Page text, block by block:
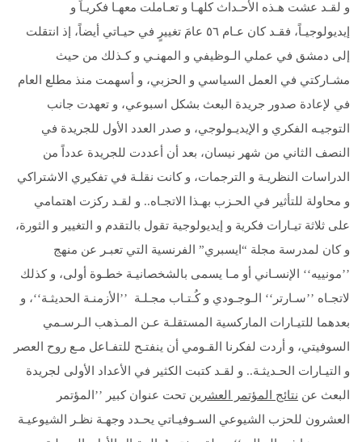
و لقـد عشت هـذه الأحـداث كلهـا و تعـاملت معهـا فكريـاً و
إيديولوجيـاً، فقـد كان عـام ٥٦ عامَ تغييرٍ في حيـاتي أيضاً، إذ انتقلت
إلى دمشق في عملي الـوظيفي و المهنـي و كـذلك من حيث
مشـاركتي في العمل السياسي و الحزبي، و أسهمت منذ مطلع العام
في لإعادة صدور جريدة البعث بشكل اسبوعي، و تعهدت جانب
التوجيـه الفكري و الإيديـولوجي، و صدر العدد الأول للجريدة في
النصف الثاني من شهر نيسان، بعد أن أعددت للجريدة عدداً من
الدراسات النظريـة و الترجمات، و كانت نقلـة في تفكيري الاشتراكي
و محاولة للتأثير في الحـزب بهـذا الاتجـاه.. و لقـد ركزت اهتمامي
على ثلاثة تيـارات فكرية و إيديولوجية تقول بالتقدم و التغيير و الثورة،
و كان لمدرسة مجلة “ايسبري” الفرنسية التي تعبـر عن منهج
’’مونييه‘‘ الإنسـاني أو مـا يسمى بالشخصانيـة خطـوة أولى، و كذلك
لاتجـاه ’’سـارتر‘‘ الـوجـودي و كُـتـاب مجـلـة ’’الأزمنـة الحديثـة‘‘، و
بعدهما للتيـارات الماركسية المستقلـة عـن المـذهب الـرسـمي
السوفيتي، و أردت لفكرنا القـومي أن ينفتـح للتفـاعل مـع روح العصر
و التيـارات الحـديثـة.. و لقـد كتبت الكثير في الأعداد الأولى لجريدة
البعث عن نتائج المؤتمر العشرين تحت عنوان كبير ’’المؤتمر
العشرون للحزب الشيوعي السـوفيـاتي يحـدد وجهـة نظـر الشيوعيـة